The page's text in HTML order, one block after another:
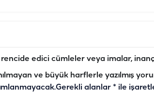
edici cümleler veya imalar,
ve büyük harflerle yazılmış
Gerekli alanlar * ile